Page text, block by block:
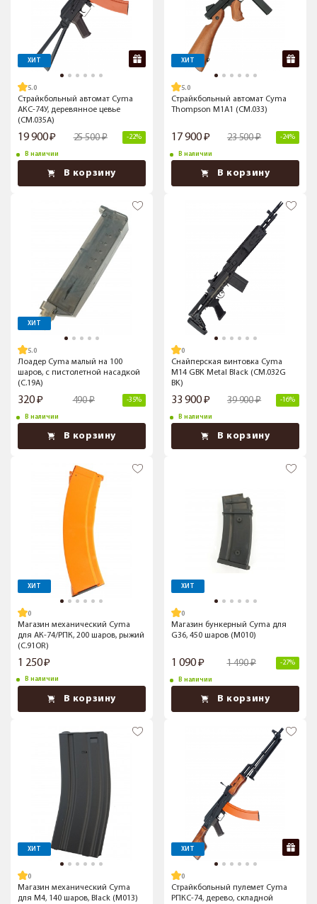
ХИТ
5.0
Страйкбольный автомат Cyma
АКС-74У, деревянное цевье
(CM.035A)
19 900 25 500 -22%
В наличии
В корзину
ХИТ
5.0
Страйкбольный автомат Cyma
Thompson M1A1 (CM.033)
17 900 23 500 -24%
В наличии
В корзину
ХИТ
5.0
Лоадер Cyma малый на 100
шаров, с пистолетной насадкой
(C.19A)
320 490 -35%
В наличии
В корзину
Снайперская винтовка Cyma
M14 GBK Metal Black (CM.032G
BK)
33 900 39 900 -16%
В наличии
В корзину
ХИТ
Магазин механический Cyma
для АК-74/РПК, 200 шаров, рыжий
(C.91OR)
1 250
В наличии
В корзину
ХИТ
Магазин бункерный Cyma для
G36, 450 шаров (M010)
1 090 1 490 -27%
В наличии
В корзину
ХИТ
Магазин механический Cyma
для M4, 140 шаров, Black (M013)
ХИТ
Страйкбольный пулемет Cyma
РПКС-74, дерево, складной